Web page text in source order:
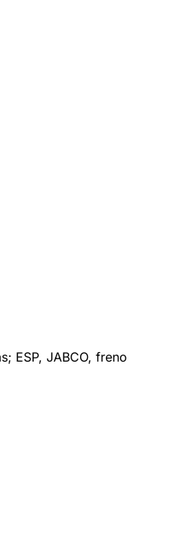
ESP, JABCO, freno